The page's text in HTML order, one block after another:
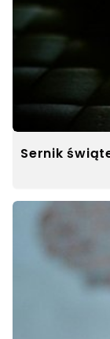
Sernik